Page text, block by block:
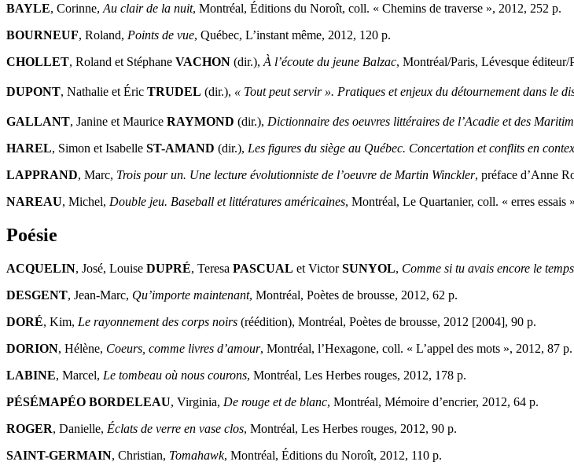
BAYLE, Corinne, Au clair de la nuit, Montréal, Éditions du Noroît, coll. « Chemins de traverse », 2012, 252 p.
BOURNEUF, Roland, Points de vue, Québec, L’instant même, 2012, 120 p.
CHOLLET, Roland et Stéphane VACHON (dir.), À l’écoute du jeune Balzac, Montréal/Paris, Lévesque
DUPONT, Nathalie et Éric TRUDEL (dir.), « Tout peut servir ». Pratiques et enjeux du détournement dans le
GALLANT, Janine et Maurice RAYMOND (dir.), Dictionnaire des oeuvres littéraires de l’Acadie et des
HAREL, Simon et Isabelle ST-AMAND (dir.), Les figures du siège au Québec. Concertation et conflits en
LAPPRAND, Marc, Trois pour un. Une lecture évolutionniste de l’oeuvre de Martin Winckler, préface d’Anne
NAREAU, Michel, Double jeu. Baseball et littératures américaines, Montréal, Le Quartanier, coll. « erres essais
Poésie
ACQUELIN, José, Louise DUPRÉ, Teresa PASCUAL et VictorSUNYOL, Comme si tu avais encore le
DESGENT, Jean-Marc, Qu’importe maintenant, Montréal, Poètes de brousse, 2012, 62 p.
DORÉ, Kim, Le rayonnement des corps noirs (réédition), Montréal, Poètes de brousse, 2012 [2004], 90 p.
DORION, Hélène, Coeurs, comme livres d’amour, Montréal, l’Hexagone, coll. « L’appel des mots », 2012, 87 p.
LABINE, Marcel, Le tombeau où nous courons, Montréal, Les Herbes rouges, 2012, 178 p.
PÉSÉMAPÉO BORDELEAU, Virginia, De rouge et de blanc, Montréal, Mémoire d’encrier, 2012, 64 p.
ROGER, Danielle, Éclats de verre en vase clos, Montréal, Les Herbes rouges, 2012, 90 p.
SAINT-GERMAIN, Christian, Tomahawk, Montréal, Éditions du Noroît, 2012, 110 p.